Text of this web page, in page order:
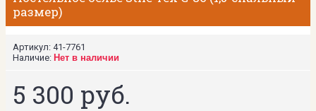
размер)
Артикул: 41-7761
Наличие: Нет в наличии
5 300 руб.